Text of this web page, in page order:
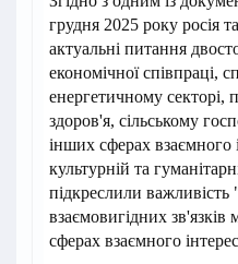
грудня 2025 року росія
актуальні питання
економічної співпраці,
енергетичному секторі,
здоров'я, сільському
інших сферах взаємного
культурній та
підкреслили
взаємовигідних
сферах взаємного